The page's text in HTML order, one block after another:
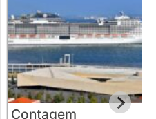
Contagem